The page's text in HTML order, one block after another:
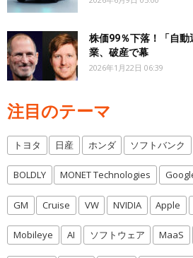
株価99％下落！「自
業、破産で幕
2026年1月22日 06:39
注目のテーマ
トヨタ 日産 ホンダ ソフトバンク
BOLDLY MONET Technologies
GM Cruise VW NVIDIA Apple
Mobileye AI ソフトウェア MaaS